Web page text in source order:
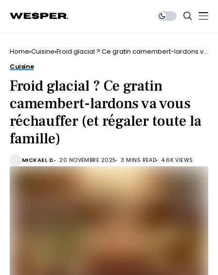
Home Cuisine Froid glacial ? Ce gratin camembert-lardons va
Cuisine
Froid glacial ? Ce gratin
camembert-lardons va vous
réchauffer (et régaler toute la
famille)
MICKAEL D. 20 NOVEMBRE 2025 3 MINS READ 4.6K VIEWS